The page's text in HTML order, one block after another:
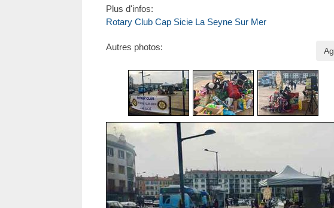
Plus d'infos:
Rotary Club Cap Sicie La Seyne Sur Mer
Autres photos: